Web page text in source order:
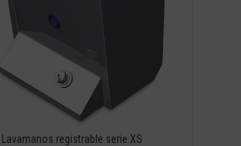
Lavamanos registrable serie XS